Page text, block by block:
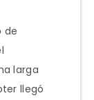
de
larga
llegó